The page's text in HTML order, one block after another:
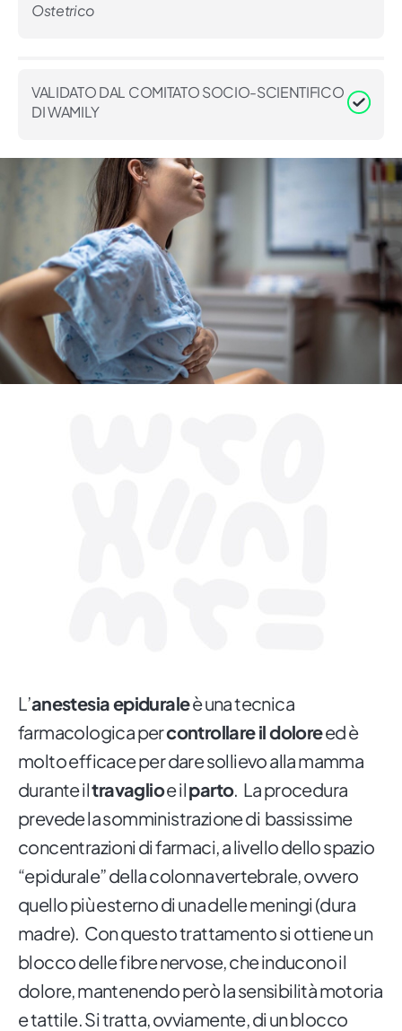
Ostetrico
VALIDATO DAL COMITATO SOCIO-SCIENTIFICO
DI WAMILY
L’anestesia epiduraleè una tecnica
farmacologica percontrollare il doloreed è
molto efficace per dare sollievo alla mamma
durante iltravaglioe ilparto. La procedura
prevede la somministrazione di bassissime
concentrazioni di farmaci, a livello dello spazio
“epidurale” della colonna vertebrale, ovvero
quello più esterno di una delle meningi (dura
madre). Con questo trattamento si ottiene un
blocco delle fibre nervose, che inducono il
dolore, mantenendo però la sensibilità motoria
e tattile. Si tratta, ovviamente, di un blocco